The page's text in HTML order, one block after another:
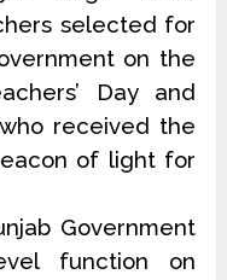
selected for
on the
Day and
received the
of light for
Government
function on